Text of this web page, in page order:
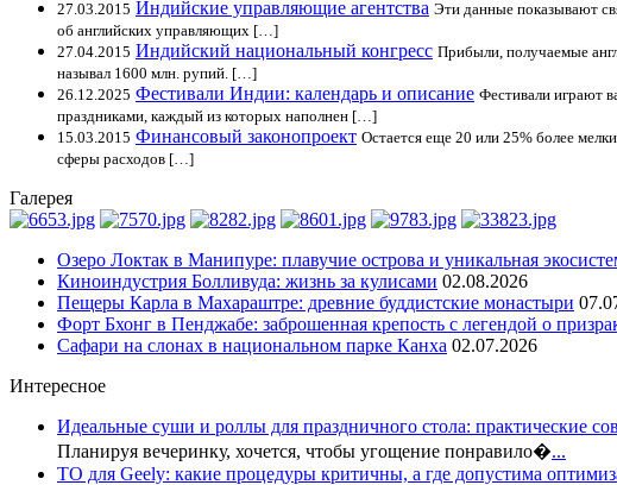
27.03.2015 Индийские управляющие агентства Эти данные показывают
об английских управляющих […]
27.04.2015 Индийский национальный конгресс Прибыли, получаемые
называл 1600 млн. рупий. […]
26.12.2025 Фестивали Индии: календарь и описание Фестивали играют
праздниками, каждый из которых наполнен […]
15.03.2015 Финансовый законопроект Остается еще 20 или 25% более
сферы расходов […]
Галерея
Озеро Локтак в Манипуре: плавучие острова и уникальная
Киноиндустрия Болливуда: жизнь за кулисами 02.08.2026
Пещеры Карла в Махараштре: древние буддистские монастыри
Форт Бхонг в Пенджабе: заброшенная крепость с легендой о
Сафари на слонах в национальном парке Канха 02.07.2026
Интересное
Идеальные суши и роллы для праздничного стола: практические
Планируя вечеринку, хочется, чтобы угощение понравило�...
ТО для Geely: какие процедуры критичны, а где допустима